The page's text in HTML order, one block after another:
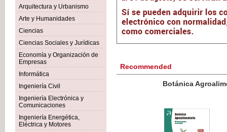
Arquitectura y Urbanismo
Arte y Humanidades
Ciencias
Ciencias Sociales y Jurídicas
Economía y Organización de
Empresas
Informática
Ingeniería Civil
Ingeniería Electrónica y
Comunicaciones
Ingeniería Energética,
Eléctrica y Motores
Recommended
Botánica Agroalimentaria